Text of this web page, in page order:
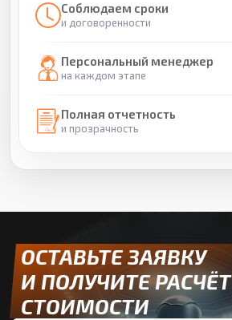
Соблюдаем сроки
и договоренности
Персональный менеджер
на каждом этапе
Полная отчетность
и прозрачность
ОСТАВЬТЕ ЗАЯВКУ
И ПОЛУЧИТЕ РАСЧЁТ
СТОИМОСТИ